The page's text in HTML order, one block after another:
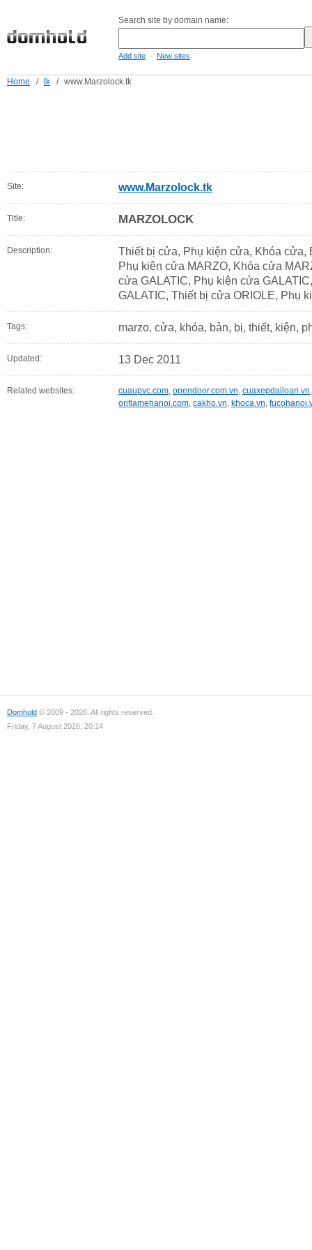
Search site by domain name:
Add site - New sites
Home / tk / www.Marzolock.tk
Site: www.Marzolock.tk
Title: MARZOLOCK
Description:
Thiết bị cửa, Phụ kiện cửa, Khóa cửa,
Phụ kiện cửa MARZO, Khóa cửa
cửa GALATIC, Phụ kiện cửa
GALATIC, Thiết bị cửa ORIOLE, Phụ
Tags: marzo, cửa, khóa, bản, bị, thiết, kiện,
Updated: 13 Dec 2011
Related websites: cuaupvc.com, opendoor.com.vn, cuaxepdailoan.vn
oriflamehanoi.com, cakho.vn, khoca.vn,
Domhold © 2009 - 2026. All rights reserved.
Friday, 7 August 2026, 20:14